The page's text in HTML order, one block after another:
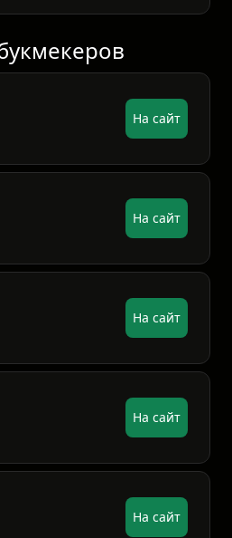
На сайт
На сайт
На сайт
На сайт
На сайт